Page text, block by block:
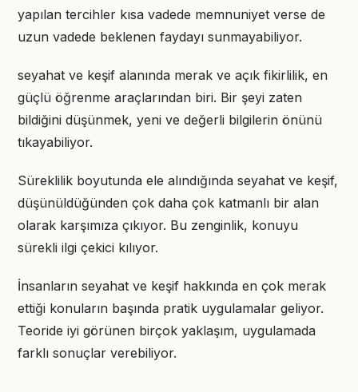
yapılan tercihler kısa vadede memnuniyet verse de
uzun vadede beklenen faydayı sunmayabiliyor.
seyahat ve keşif alanında merak ve açık fikirlilik, en
güçlü öğrenme araçlarından biri. Bir şeyi zaten
bildiğini düşünmek, yeni ve değerli bilgilerin önünü
tıkayabiliyor.
Süreklilik boyutunda ele alındığında seyahat ve keşif,
düşünüldüğünden çok daha çok katmanlı bir alan
olarak karşımıza çıkıyor. Bu zenginlik, konuyu
sürekli ilgi çekici kılıyor.
İnsanların seyahat ve keşif hakkında en çok merak
ettiği konuların başında pratik uygulamalar geliyor.
Teoride iyi görünen birçok yaklaşım, uygulamada
farklı sonuçlar verebiliyor.